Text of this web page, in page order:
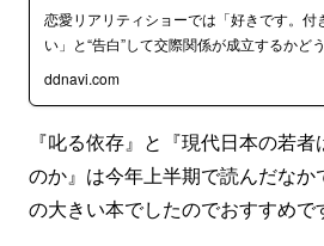
恋愛リアリティショーでは「好きです。付
い」と“告白”して交際関係が成立するかど
ddnavi.com
『叱る依存』と『現代日本の若
のか』は今年上半期で読んだなか
の大きい本でしたのでおすすめで